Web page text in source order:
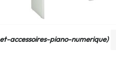
accessoires-piano-numerique)